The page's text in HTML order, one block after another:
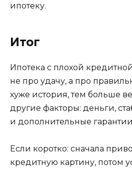
ипотеку.
Итог
Ипотека с плохой
не про удачу, а про
хуже история, тем больше
другие факторы: деньги,
и дополнительные
Если коротко: сначала
кредитную картину, потом